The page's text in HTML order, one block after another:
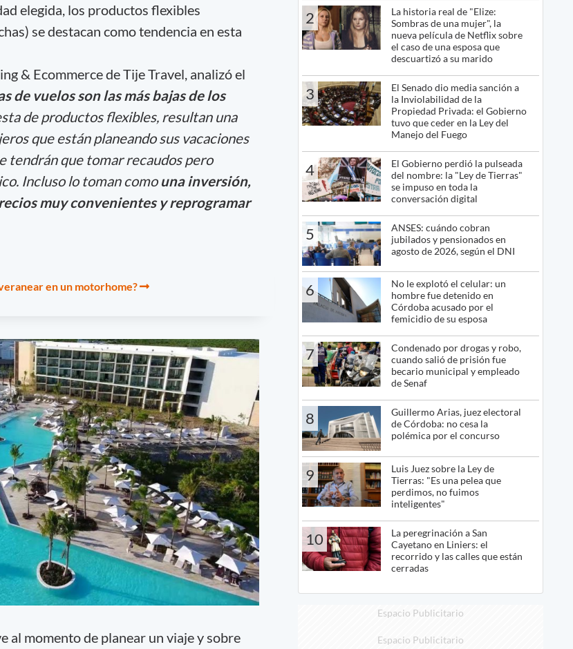
elegida, los productos flexibles
se destacan como tendencia en esta
& Ecommerce de Tije Travel, analizó el
de vuelos son las más bajas de los
de productos flexibles, resultan una
que están planeando sus vacaciones
tendrán que tomar recaudos pero
Incluso lo toman comouna inversión,
muy convenientes y reprogramar
en un motorhome?
al momento de planear un viaje y sobre
2
La historia real de "Elize:
Sombras de una mujer", la
nueva película de Netflix sobre
el caso de una esposa que
descuartizó a su marido
3
El Senado dio media sanción a
la Inviolabilidad de la
Propiedad Privada: el Gobierno
tuvo que ceder en la Ley del
Manejo del Fuego
4
El Gobierno perdió la pulseada
del nombre: la "Ley de Tierras"
se impuso en toda la
conversación digital
5
ANSES: cuándo cobran
jubilados y pensionados en
agosto de 2026, según el DNI
6
No le explotó el celular: un
hombre fue detenido en
Córdoba acusado por el
femicidio de su esposa
7
Condenado por drogas y robo,
cuando salió de prisión fue
becario municipal y empleado
de Senaf
8
Guillermo Arias, juez electoral
de Córdoba: no cesa la
polémica por el concurso
9
Luis Juez sobre la Ley de
Tierras: "Es una pelea que
perdimos, no fuimos
inteligentes"
10
La peregrinación a San
Cayetano en Liniers: el
recorrido y las calles que están
cerradas
Espacio Publicitario
Espacio Publicitario